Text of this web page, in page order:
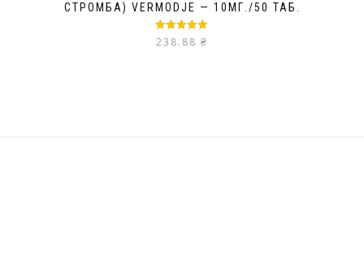
СТРОМБА) VERMODJE — 10МГ./50 ТАБ.
Оценка 5.00
238.88 ₴